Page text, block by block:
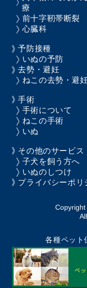
療
前十字靭帯断裂
心臓科
予防接種
いぬの予防
去勢・避妊
ねこの去勢・避
手術
手術について
ねこの手術
いぬ
その他のサービス
子犬を飼う方へ
いぬのしつけ
プライバシーポリ
Copyright
各種ペット